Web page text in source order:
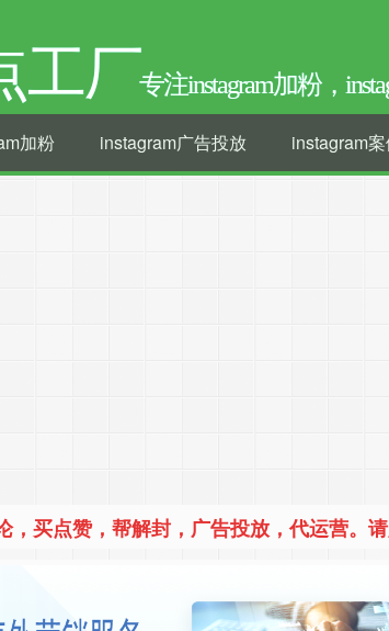
工厂专注instagram加粉，
加粉 instagram广告投放 instagram
，买点赞，帮解封，广告投放，代运营。